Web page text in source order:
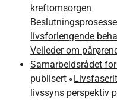
kreftomsorgen
livsforlengende
Veileder om
Samarbeidsrådet
publisert «
livssyns perspektiv